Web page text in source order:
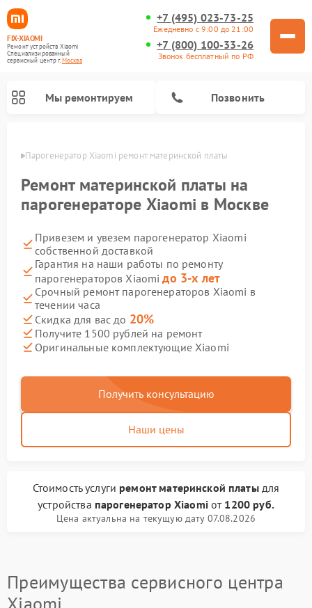
FIX-XIAOMI
Ремонт устройств Xiaomi
Специализированный
cервисный центр г.Москва
+7 (495) 023-73-25
Ежедневно с 9:00 до 21:00
+7 (800) 100-33-26
Звонок бесплатный по РФ
Мы ремонтируем Позвонить
Парогенератор Xiaomi ремонт материнской платы
Ремонт материнской платы на
парогенераторе Xiaomi в Москве
Привезем и увезем парогенератор Xiaomi
собственной доставкой
Гарантия на наши работы по ремонту
парогенераторов Xiaomiдо 3-х лет
Срочный ремонт парогенераторов Xiaomi в
течении часа
Скидка для вас до 20%
Получите 1500 рублей на ремонт
Оригинальные комплектующие Xiaomi
Получить консультацию
Наши цены
Стоимость услуги ремонт материнской платыдля
устройства парогенератор Xiaomiот 1200 руб.
Цена актуальна на текущую дату 07.08.2026
Преимущества сервисного центра